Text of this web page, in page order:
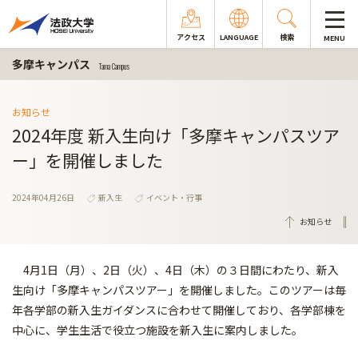
アクセス LANGUAGE 検索 MENU
多摩キャンパス Tama Campus
お知らせ
2024年度 新入生向け「多摩キャンパスツア
ー」を開催しました
2024年04月26日 新入生
イベント・行事
お知らせ
4月1日（月）、2日（火）、4日（木）の３日間にわたり、新入
生向け「多摩キャンパスツアー」を開催しました。このツアーは毎
年各学部の新入生ガイダンスに合わせて開催しており、各学部棟を
中心に、学生生活で役立つ施設を新入生に案内しました。